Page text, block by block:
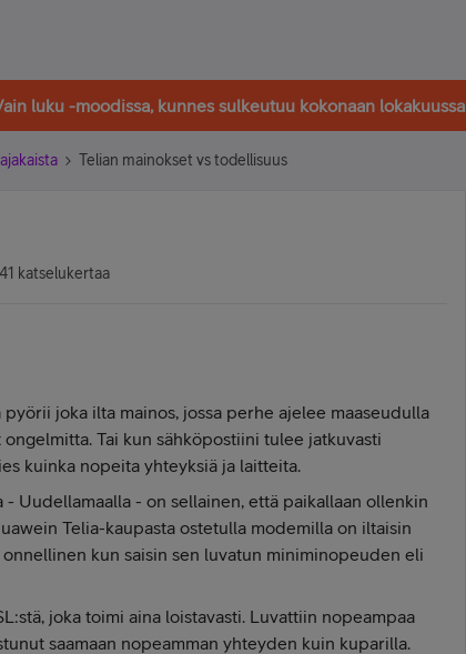
luku -moodissa, kunnes sulkeutuu kokonaan lokakuussa
Telian mainokset vs todellisuus
katselukertaa
joka ilta mainos, jossa perhe ajelee maaseudulla
Tai kun sähköpostiini tulee jatkuvasti
kuinka nopeita yhteyksiä ja laitteita.
Uudellamaalla - on sellainen, että paikallaan ollenkin
Telia-kaupasta ostetulla modemilla on iltaisin
kun saisin sen luvatun miniminopeuden eli
joka toimi aina loistavasti. Luvattiin nopeampaa
saamaan nopeamman yhteyden kuin kuparilla.